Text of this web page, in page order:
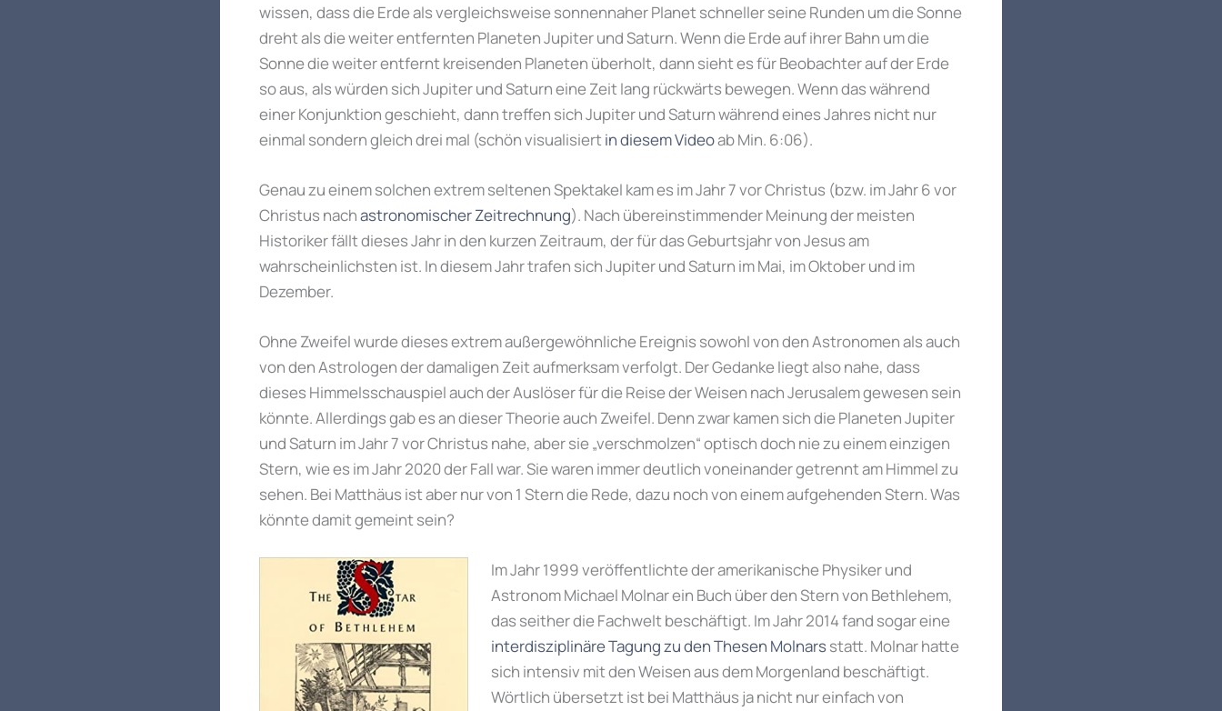
wissen, dass die Erde als vergleichsweise sonnennaher Planet schneller seine Runden um die Sonne
dreht als die weiter entfernten Planeten Jupiter und Saturn. Wenn die Erde auf ihrer Bahn um die
Sonne die weiter entfernt kreisenden Planeten überholt, dann sieht es für Beobachter auf der Erde
so aus, als würden sich Jupiter und Saturn eine Zeit lang rückwärts bewegen. Wenn das während
einer Konjunktion geschieht, dann treffen sich Jupiter und Saturn während eines Jahres nicht nur
einmal sondern gleich drei mal (schön visualisiertin diesem Videoab Min. 6:06).
Genau zu einem solchen extrem seltenen Spektakel kam es im Jahr 7 vor Christus (bzw. im Jahr 6 vor
Christus nachastronomischer Zeitrechnung). Nach übereinstimmender Meinung der meisten
Historiker fällt dieses Jahr in den kurzen Zeitraum, der für das Geburtsjahr von Jesus am
wahrscheinlichsten ist. In diesem Jahr trafen sich Jupiter und Saturn im Mai, im Oktober und im
Dezember.
Ohne Zweifel wurde dieses extrem außergewöhnliche Ereignis sowohl von den Astronomen als auch
von den Astrologen der damaligen Zeit aufmerksam verfolgt. Der Gedanke liegt also nahe, dass
dieses Himmelsschauspiel auch der Auslöser für die Reise der Weisen nach Jerusalem gewesen sein
könnte. Allerdings gab es an dieser Theorie auch Zweifel. Denn zwar kamen sich die Planeten Jupiter
und Saturn im Jahr 7 vor Christus nahe, aber sie „verschmolzen“ optisch doch nie zu einem einzigen
Stern, wie es im Jahr 2020 der Fall war. Sie waren immer deutlich voneinander getrennt am Himmel zu
sehen. Bei Matthäus ist aber nur von 1 Stern die Rede, dazu noch von einem aufgehenden Stern. Was
könnte damit gemeint sein?
Im Jahr 1999 veröffentlichte der amerikanische Physiker und
Astronom Michael Molnar ein Buch über den Stern von Bethlehem,
das seither die Fachwelt beschäftigt. Im Jahr 2014 fand sogar eine
interdisziplinäre Tagung zu den Thesen Molnarsstatt. Molnar hatte
sich intensiv mit den Weisen aus dem Morgenland beschäftigt.
Wörtlich übersetzt ist bei Matthäus ja nicht nur einfach von